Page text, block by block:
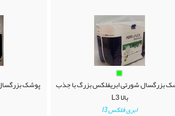
بزرگسال شورتی ابریفلکس بزرگ با جذب
بالا L3
ابری فلکس l3
پوشک